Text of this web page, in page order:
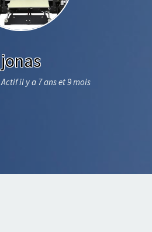
jonas
Actif il y a 7 ans et 9 mois